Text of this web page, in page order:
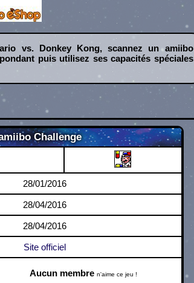
vs. Donkey Kong, scannez un amiibo
puis utilisez ses capacités spéciales
Challenge
28/01/2016
28/04/2016
28/04/2016
Site officiel
Aucun membre n'aime ce jeu !